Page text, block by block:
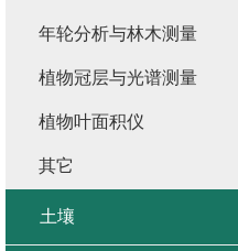
年轮分析与林木测量
植物冠层与光谱测量
植物叶面积仪
其它
土壤